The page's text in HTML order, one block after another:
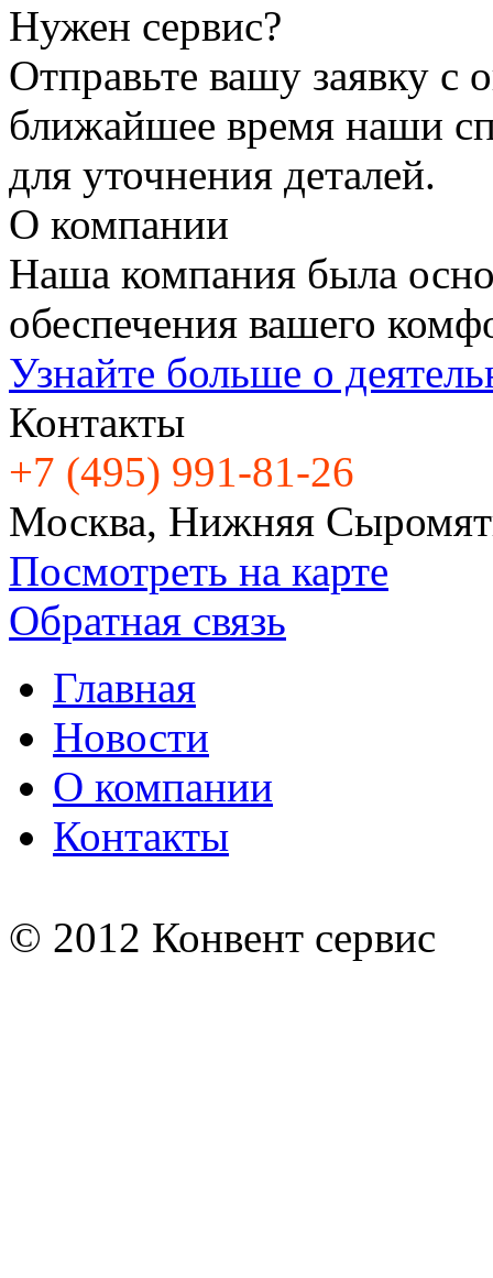
Нужен сервис?
Отправьте вашу заявку с
ближайшее время наши
для уточнения деталей.
О компании
Наша компания была
обеспечения вашего
Узнайте больше о
Контакты
+7 (495) 991-81-26
Москва, Нижняя
Посмотреть на карте
Обратная связь
Главная
Новости
О компании
Контакты
© 2012 Конвент сервис